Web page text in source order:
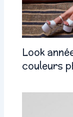
Look
couleurs